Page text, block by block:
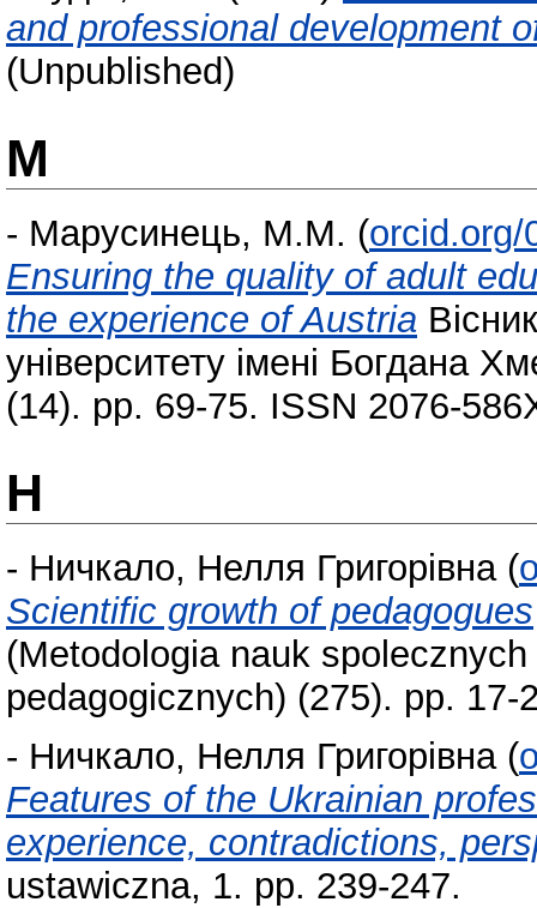
and professional development
(Unpublished)
М
- Марусинець, М.М. (orcid.org/
Ensuring the quality of adult
the experience of Austria
університету імені Богдана
(14). pp. 69-75. ISSN 2076-
Н
- Ничкало, Нелля Григорівна (
Scientific growth of pedagogues
(Metodologia nauk
pedagogicznych) (275). pp.
- Ничкало, Нелля Григорівна (
Features of the Ukrainian
experience, contradictions,
ustawiczna, 1. pp. 239-247.